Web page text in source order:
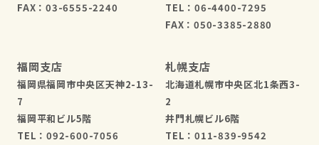
FAX：03-6555-2240
TEL：06-4400-7295
FAX：050-3385-2880
福岡支店
福岡県福岡市中央区天神2-13-
7
福岡平和ビル5階
TEL：092-600-7056
札幌支店
北海道札幌市中央区北1条西3-
2
井門札幌ビル6階
TEL：011-839-9542